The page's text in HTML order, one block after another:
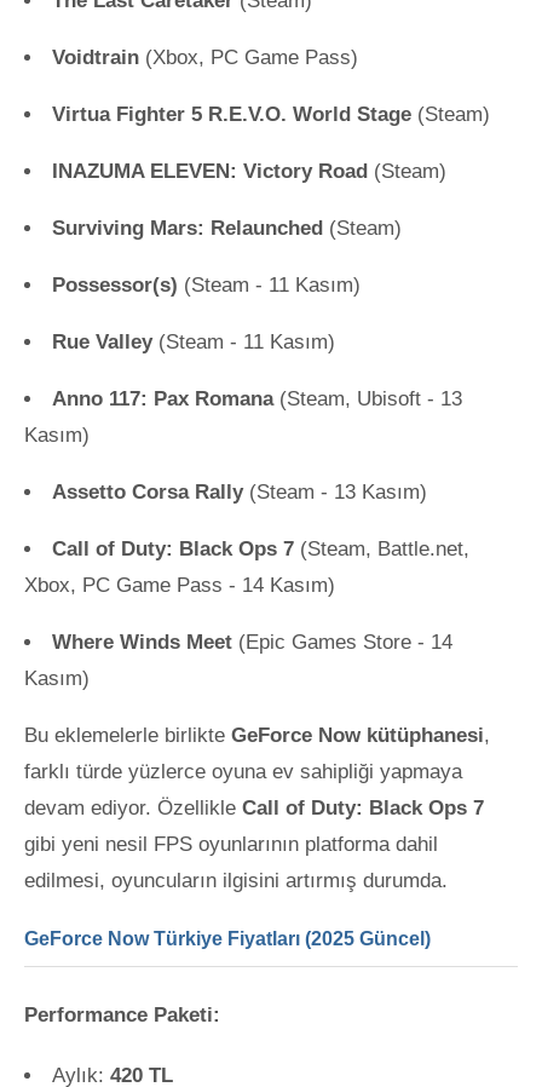
Voidtrain (Xbox, PC Game Pass)
Virtua Fighter 5 R.E.V.O. World Stage (Steam)
INAZUMA ELEVEN: Victory Road (Steam)
Surviving Mars: Relaunched (Steam)
Possessor(s) (Steam - 11 Kasım)
Rue Valley(Steam - 11 Kasım)
Anno 117: Pax Romana(Steam, Ubisoft - 13
Kasım)
Assetto Corsa Rally(Steam - 13 Kasım)
Call of Duty: Black Ops 7 (Steam, Battle.net,
Xbox, PC Game Pass - 14 Kasım)
Where Winds Meet (Epic Games Store - 14
Kasım)
Bu eklemelerle birlikte GeForce Now kütüphanesi,
farklı türde yüzlerce oyuna ev sahipliği yapmaya
devam ediyor. Özellikle Call of Duty: Black Ops 7
gibi yeni nesil FPS oyunlarının platforma dahil
edilmesi, oyuncuların ilgisini artırmış durumda.
GeForce Now Türkiye Fiyatları (2025 Güncel)
Performance Paketi:
Aylık: 420 TL